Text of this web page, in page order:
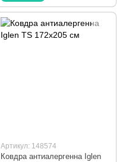
Артикул: 148574
Ковдра антиалергенна Iglen